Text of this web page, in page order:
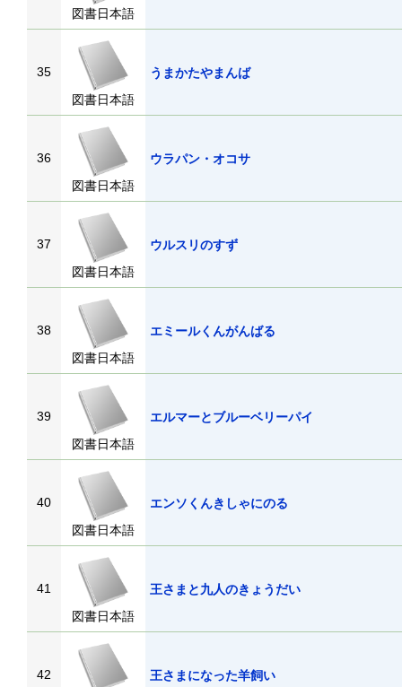
図書日本語
35
図書日本語
うまかたやまんば
36
図書日本語
ウラパン・オコサ
37
図書日本語
ウルスリのすず
38
図書日本語
エミールくんがんばる
39
図書日本語
エルマーとブルーベリーパイ
40
図書日本語
エンソくんきしゃにのる
41
図書日本語
王さまと九人のきょうだい
42
王さまになった羊飼い